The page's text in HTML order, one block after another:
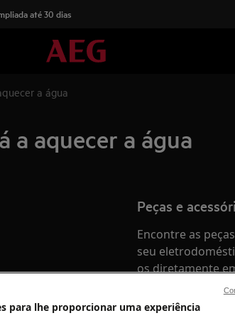
até 30 dias
a água
a aquecer a água
Peças e
Encontre as
seu
os diretamente
para lhe proporcionar uma experiência